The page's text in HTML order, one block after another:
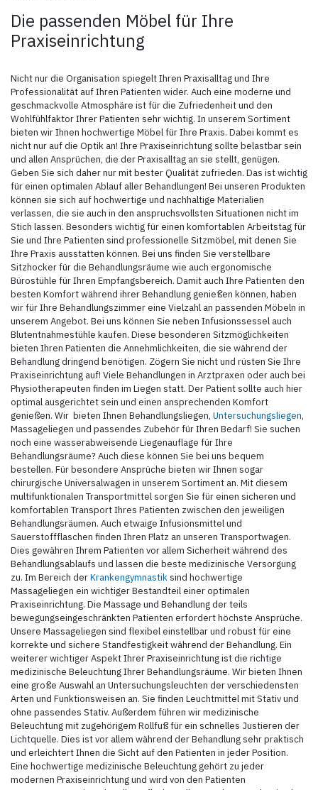
Die passenden Möbel für Ihre
Praxiseinrichtung
Nicht nur die Organisation spiegelt Ihren Praxisalltag und Ihre
Professionalität auf Ihren Patienten wider. Auch eine moderne und
geschmackvolle Atmosphäre ist für die Zufriedenheit und den
Wohlfühlfaktor Ihrer Patienten sehr wichtig. In unserem Sortiment
bieten wir Ihnen hochwertige Möbel für Ihre Praxis. Dabei kommt es
nicht nur auf die Optik an! Ihre Praxiseinrichtung sollte belastbar sein
und allen Ansprüchen, die der Praxisalltag an sie stellt, genügen.
Geben Sie sich daher nur mit bester Qualität zufrieden. Das ist wichtig
für einen optimalen Ablauf aller Behandlungen! Bei unseren Produkten
können sie sich auf hochwertige und nachhaltige Materialien
verlassen, die sie auch in den anspruchsvollsten Situationen nicht im
Stich lassen. Besonders wichtig für einen komfortablen Arbeitstag für
Sie und Ihre Patienten sind professionelle Sitzmöbel, mit denen Sie
Ihre Praxis ausstatten können. Bei uns finden Sie verstellbare
Sitzhocker für die Behandlungsräume wie auch ergonomische
Bürostühle für Ihren Empfangsbereich. Damit auch Ihre Patienten den
besten Komfort während ihrer Behandlung genießen können, haben
wir für Ihre Behandlungszimmer eine Vielzahl an passenden Möbeln in
unserem Angebot. Bei uns können Sie neben Infusionssessel auch
Blutentnahmestühle kaufen. Diese besonderen Sitzmöglichkeiten
bieten Ihren Patienten die Annehmlichkeiten, die sie während der
Behandlung dringend benötigen. Zögern Sie nicht und rüsten Sie Ihre
Praxiseinrichtung auf! Viele Behandlungen in Arztpraxen oder auch bei
Physiotherapeuten finden im Liegen statt. Der Patient sollte auch hier
optimal ausgerichtet sein und einen ansprechenden Komfort
genießen. Wir bieten Ihnen Behandlungsliegen, Untersuchungsliegen,
Massageliegen und passendes Zubehör für Ihren Bedarf! Sie suchen
noch eine wasserabweisende Liegenauflage für Ihre
Behandlungsräume? Auch diese können Sie bei uns bequem
bestellen. Für besondere Ansprüche bieten wir Ihnen sogar
chirurgische Universalwagen in unserem Sortiment an. Mit diesem
multifunktionalen Transportmittel sorgen Sie für einen sicheren und
komfortablen Transport Ihres Patienten zwischen den jeweiligen
Behandlungsräumen. Auch etwaige Infusionsmittel und
Sauerstoffflaschen finden Ihren Platz an unseren Transportwagen.
Dies gewähren Ihrem Patienten vor allem Sicherheit während des
Behandlungsablaufs und lassen die beste medizinische Versorgung
zu. Im Bereich derKrankengymnastiksind hochwertige
Massageliegen ein wichtiger Bestandteil einer optimalen
Praxiseinrichtung. Die Massage und Behandlung der teils
bewegungseingeschränkten Patienten erfordert höchste Ansprüche.
Unsere Massageliegen sind flexibel einstellbar und robust für eine
korrekte und sichere Standfestigkeit während der Behandlung. Ein
weiterer wichtiger Aspekt Ihrer Praxiseinrichtung ist die richtige
medizinische Beleuchtung Ihrer Behandlungsräume. Wir bieten Ihnen
eine große Auswahl an Untersuchungsleuchten der verschiedensten
Arten und Funktionsweisen an. Sie finden Leuchtmittel mit Stativ und
ohne passendes Stativ. Außerdem führen wir medizinische
Beleuchtung mit zugehörigem Rollfuß für ein schnelles Justieren der
Lichtquelle. Dies ist vor allem während der Behandlung sehr praktisch
und erleichtert Ihnen die Sicht auf den Patienten in jeder Position.
Eine hochwertige medizinische Beleuchtung gehört zu jeder
modernen Praxiseinrichtung und wird von den Patienten